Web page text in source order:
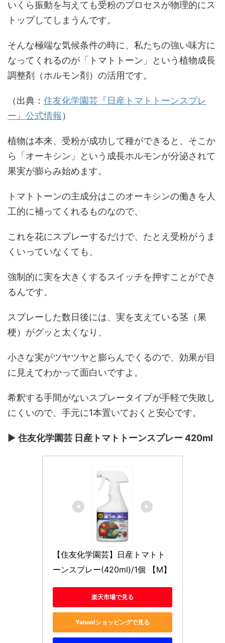
いくら振動を与えても受粉のプロセスが物理的にス
トップしてしまうんです。
そんな極端な気候条件の時に、私たちの強い味方に
なってくれるのが「トマトトーン」という植物成長
調整剤（ホルモン剤）の活用です。
（出典： 住友化学園芸『日産トマトトーンスプレ
ー』公式情報 ）
植物は本来、受粉が成功して種ができると、そこか
ら「オーキシン」という成長ホルモンが分泌されて
果実が膨らみ始めます。
トマトトーンの主成分はこのオーキシンの働きを人
工的に補ってくれるものなので、
これを花にスプレーするだけで、たとえ受粉がうま
くいっていなくても、
強制的に実を大きくするスイッチを押すことができ
るんです。
スプレーした数日後には、実を支えている茎（果
梗）がグッと太くなり、
小さな実がツヤツヤと膨らんでくるので、効果が目
に見えてわかって面白いですよ。
希釈する手間がないスプレータイプが手軽で失敗し
にくいので、手元に1本置いておくと安心です。
▶︎住友化学園芸 日産トマトトーンスプレー 420ml
【住友化学園芸】日産トマトト
ーンスプレー(420ml)/1個 【M】
楽天市場で見る
Yahoo!ショッピングで見る